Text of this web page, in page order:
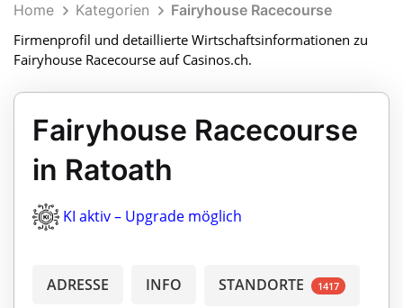
Home Kategorien
Fairyhouse Racecourse
Firmenprofil und detaillierte Wirtschaftsinformationen zu
Fairyhouse Racecourse auf Casinos.ch.
Fairyhouse Racecourse
in Ratoath
KI aktiv – Upgrade möglich
ADRESSE INFO STANDORTE 1417